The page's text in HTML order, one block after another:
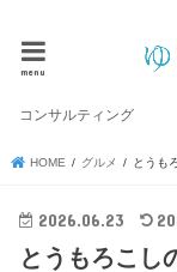
menu
コンサルティング
HOME グルメ とうも
2026.06.23
とうもろこし